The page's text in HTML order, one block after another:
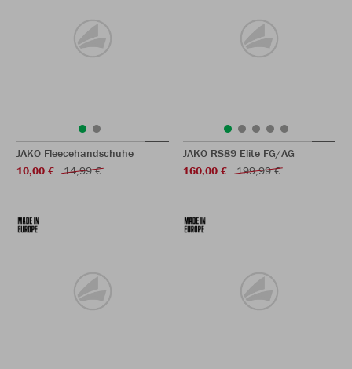
JAKO Fleecehandschuhe
10,00 €
14,99 €
JAKO RS89 Elite FG/AG
160,00 €
199,99 €